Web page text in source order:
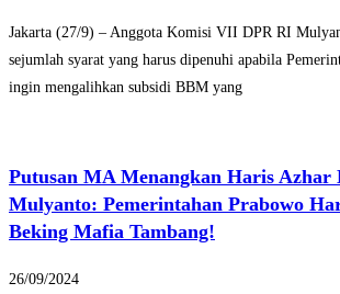
Jakarta (27/9) – Anggota Komisi VII DPR RI
sejumlah syarat yang harus dipenuhi apabila
ingin mengalihkan subsidi BBM yang
Putusan MA Menangkan Haris Azhar
Mulyanto: Pemerintahan Prabowo
Beking Mafia Tambang!
26/09/2024